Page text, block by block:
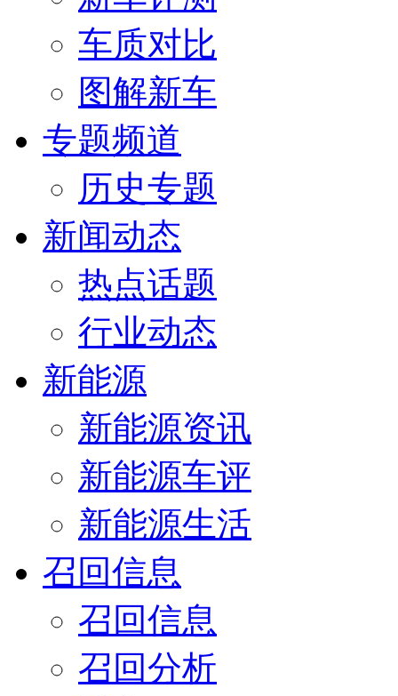
车质对比
图解新车
专题频道
历史专题
新闻动态
热点话题
行业动态
新能源
新能源资讯
新能源车评
新能源生活
召回信息
召回信息
召回分析